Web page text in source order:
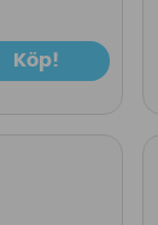
Köp!